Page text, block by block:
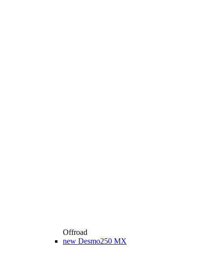
Offroad
new Desmo250 MX